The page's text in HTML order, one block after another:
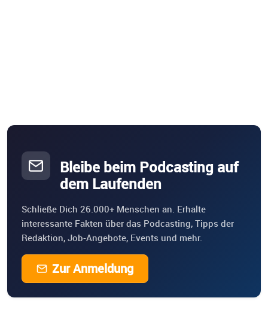
Bleibe beim Podcasting auf
dem Laufenden
Schließe Dich 26.000+ Menschen an. Erhalte
interessante Fakten über das Podcasting, Tipps der
Redaktion, Job-Angebote, Events und mehr.
Zur Anmeldung